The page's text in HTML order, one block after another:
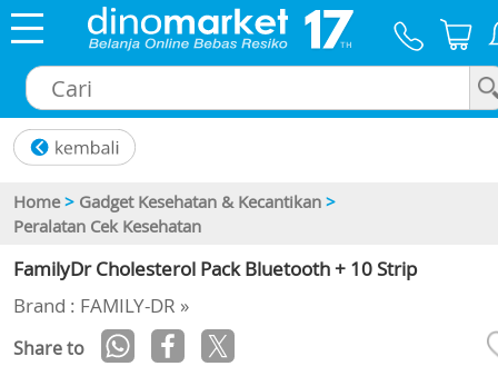
Home > Gadget Kesehatan & Kecantikan >
Peralatan Cek Kesehatan
FamilyDr Cholesterol Pack Bluetooth + 10 Strip
Brand : FAMILY-DR »
Share to